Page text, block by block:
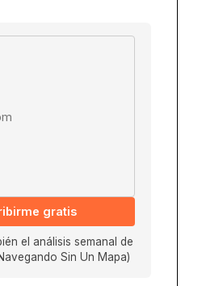
gratis
el análisis semanal de
Sin Un Mapa)